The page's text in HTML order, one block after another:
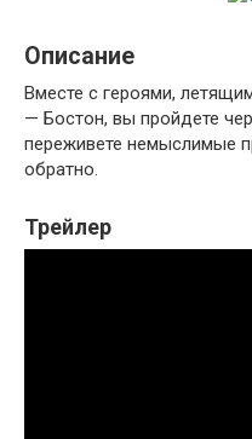
Описание
Вместе с героями,
— Бостон, вы пройдете
переживете немыслимые
обратно.
Трейлер